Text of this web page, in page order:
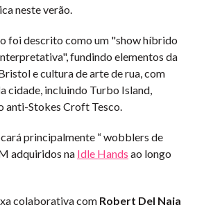
neste verão.
foi descrito como um "show híbrido
fundindo elementos da
e cultura de arte de rua, com
cidade, incluindo Turbo Island,
anti-Stokes Croft Tesco.
principalmente “ wobblers de
adquiridos na Idle Hands ao longo
colaborativa com Robert Del Naja